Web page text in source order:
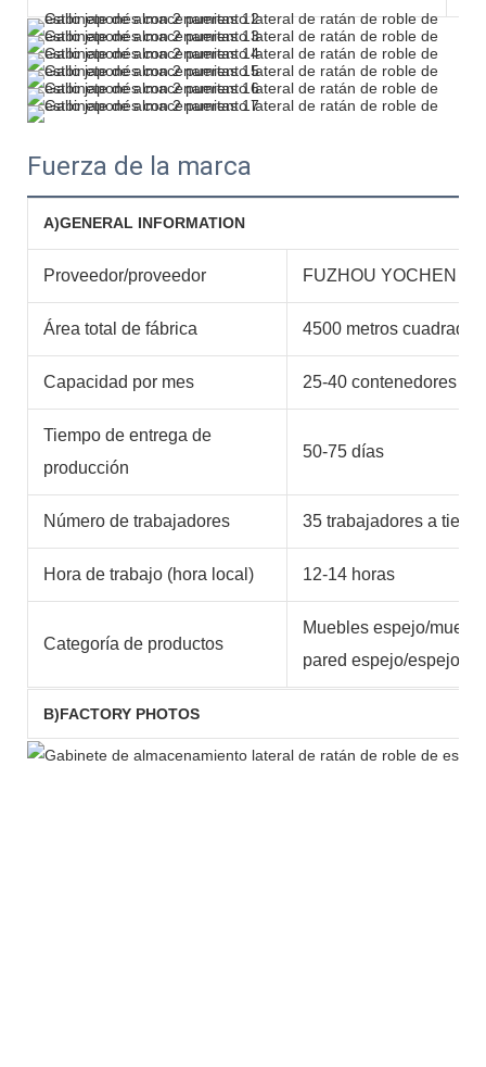
Fuerza de la marca
A)GENERAL INFORMATION
Proveedor/proveedor FUZHOU YOCHEN
Área total de fábrica 4500 metros cuadrados
Capacidad por mes 25-40 contenedores
Tiempo de entrega de
producción
50-75 días
Número de trabajadores 35 trabajadores a
Hora de trabajo (hora local) 12-14 horas
Categoría de productos
Muebles espejo/
pared espejo/espejo
B)FACTORY PHOTOS